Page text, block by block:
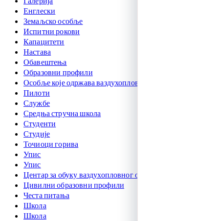
Енглески
Земаљско особље
Испитни рокови
Капацитети
Настава
Обавештења
Образовни профили
Особље које одржава ваздухоплове
Пилоти
Службе
Средња стручна школа
Студенти
Студије
Точиоци горива
Упис
Упис
Центар за обуку ваздухопловног особља
Цивилни образовни профили
Честа питања
Школа
Школа